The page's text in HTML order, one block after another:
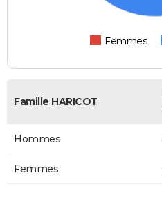
Femmes
Famille HARICOT
Hommes
Femmes